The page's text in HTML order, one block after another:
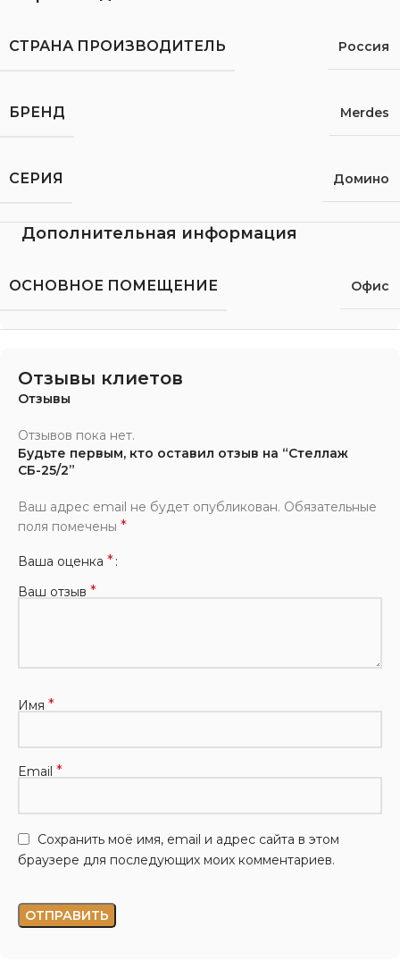
СТРАНА ПРОИЗВОДИТЕЛЬ Россия
БРЕНД Merdes
СЕРИЯ Домино
Дополнительная информация
ОСНОВНОЕ ПОМЕЩЕНИЕ Офис
Отзывы клиетов
Отзывы
Отзывов пока нет.
Будьте первым, кто оставил отзыв на “Стеллаж
СБ-25/2”
Ваш адрес email не будет опубликован. Обязательные
поля помечены *
Ваша оценка *
Ваш отзыв *
Имя *
Email *
Сохранить моё имя, email и адрес сайта в этом
браузере для последующих моих комментариев.